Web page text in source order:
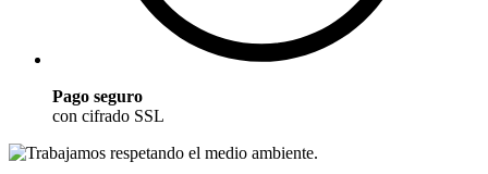
Pago seguro
con cifrado SSL